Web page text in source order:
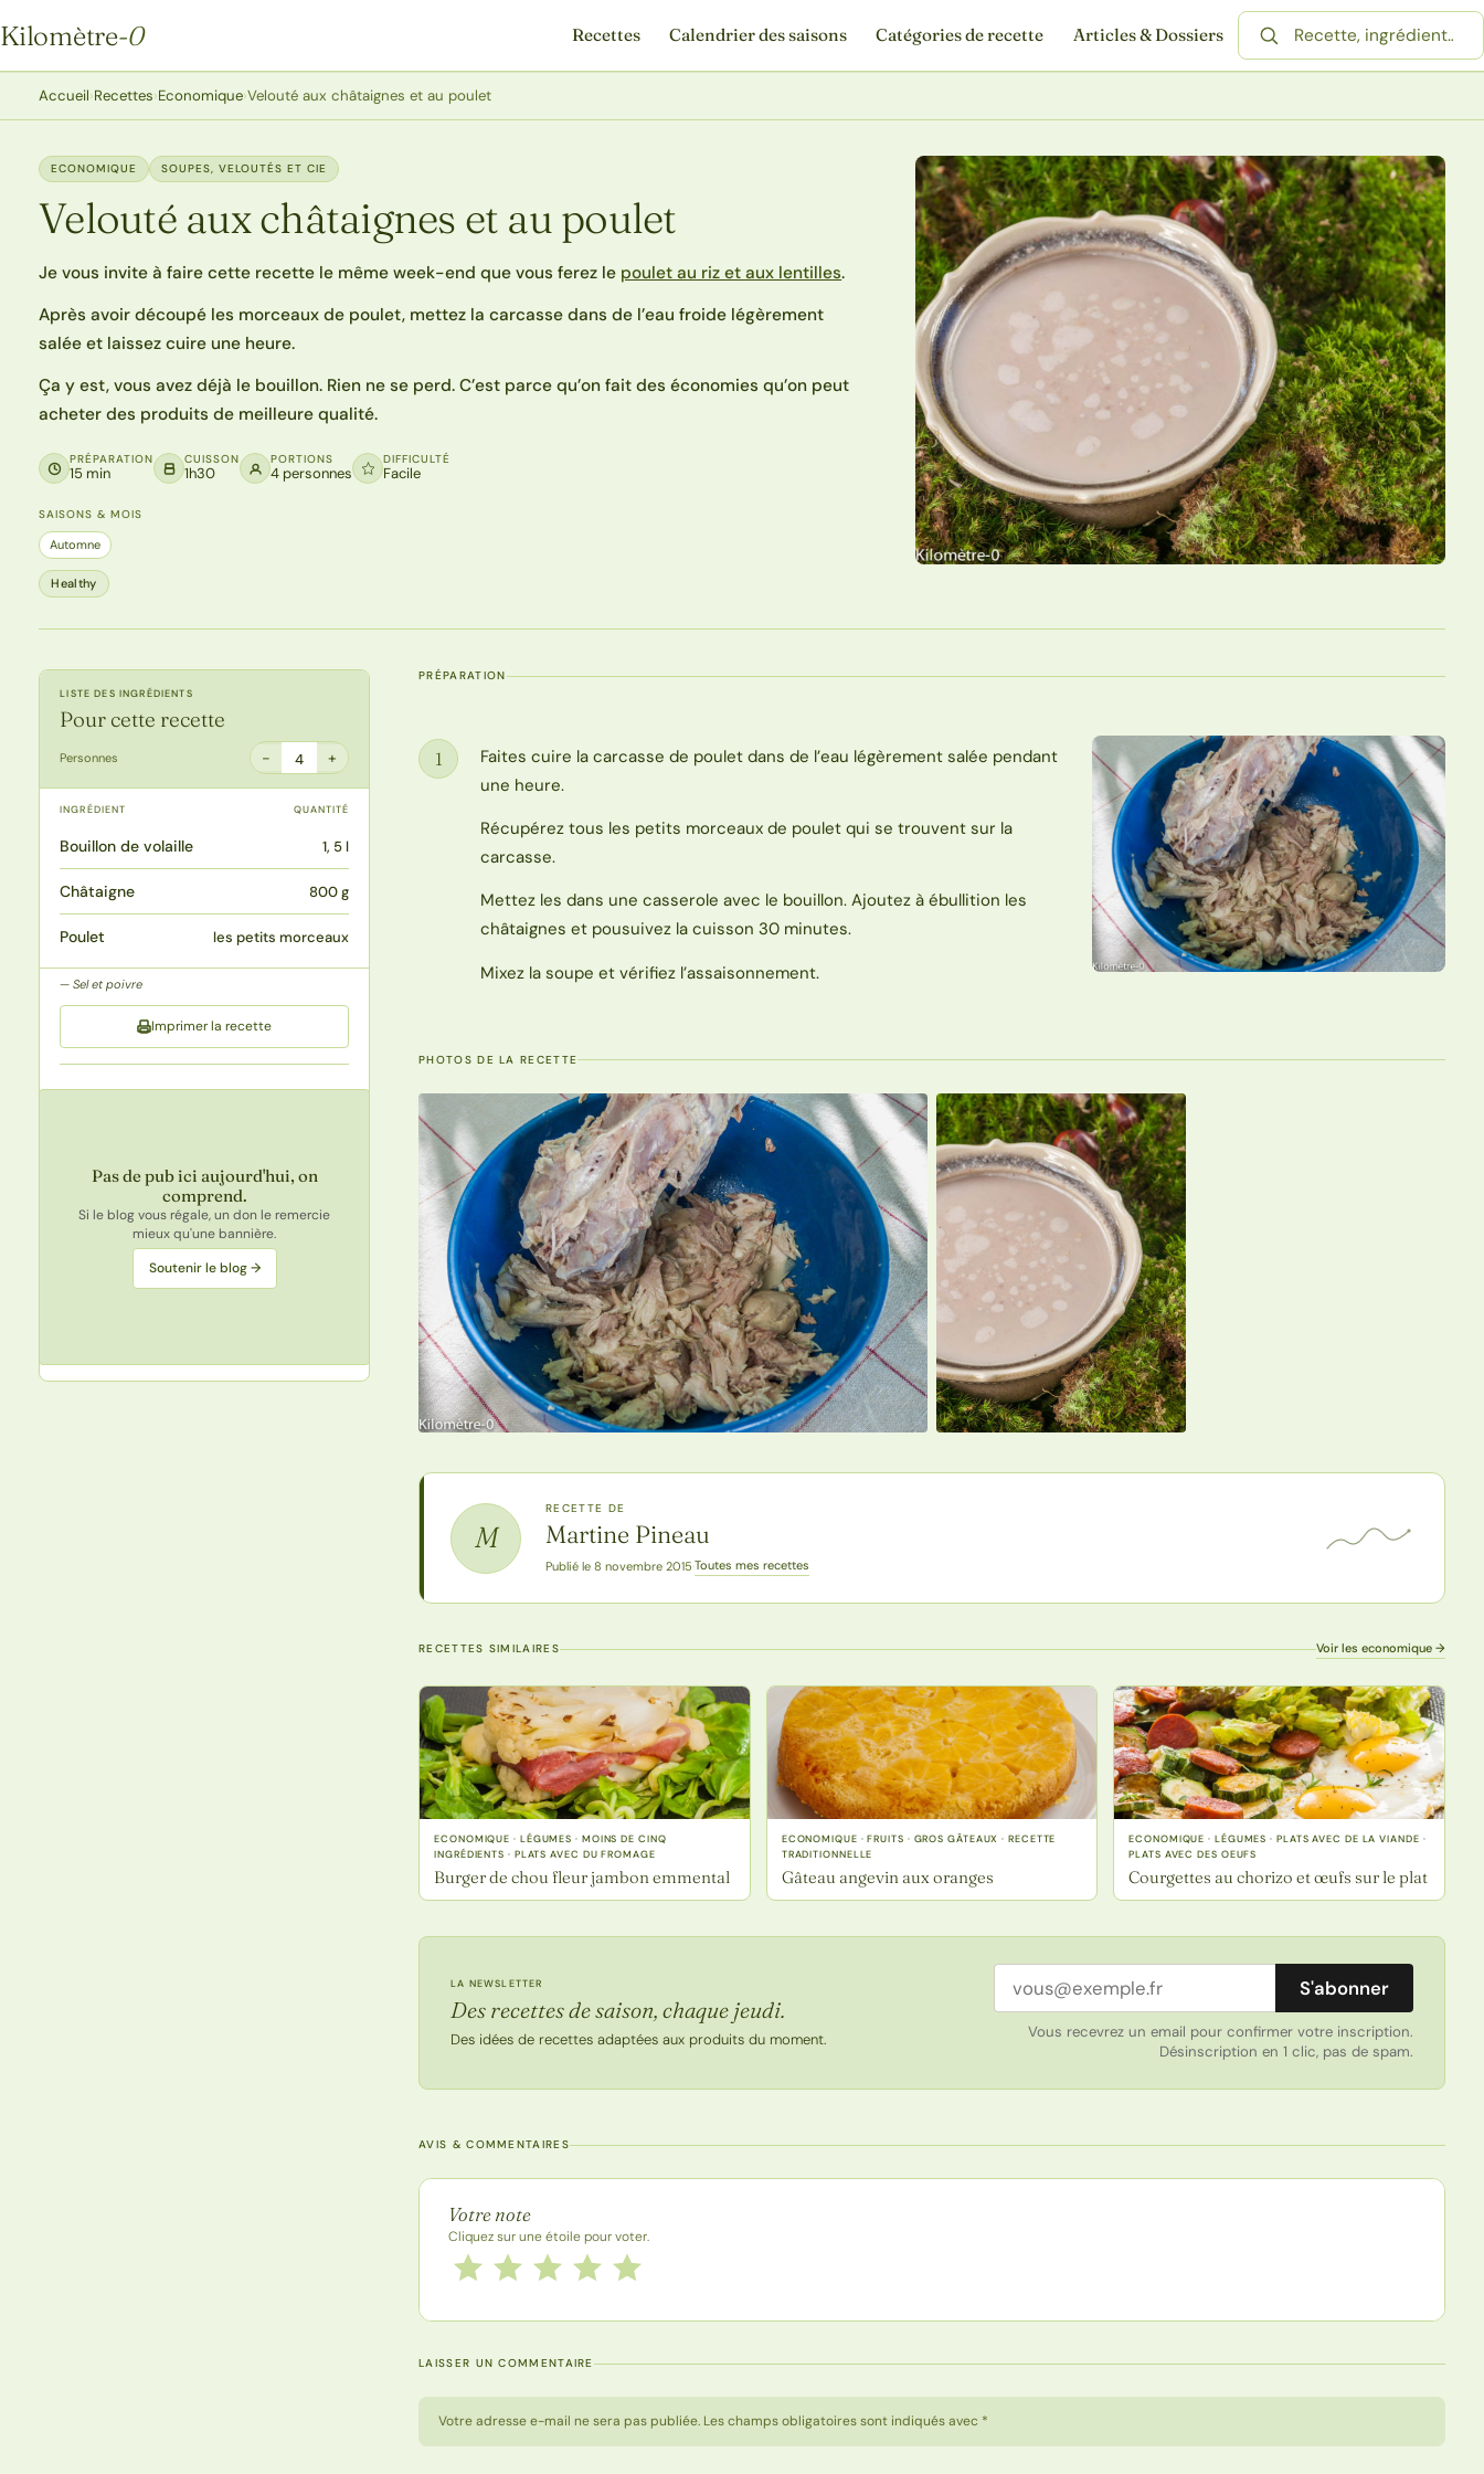
Kilomètre-0
Kilomètre-0
Recettes Calendrier des saisons Catégories de recette Articles & Dossiers
Rechercher une recette
Accueil›Recettes›Economique›Velouté aux châtaignes et au poulet
ECONOMIQUE SOUPES, VELOUTÉS ET CIE
Velouté aux châtaignes et au poulet
Je vous invite à faire cette recette le même week-end que vous ferez le poulet au riz et aux lentilles.
Après avoir découpé les morceaux de poulet, mettez la carcasse dans de l’eau froide légèrement
salée et laissez cuire une heure.
Ça y est, vous avez déjà le bouillon. Rien ne se perd. C’est parce qu’on fait des économies qu’on peut
acheter des produits de meilleure qualité.
PRÉPARATION
15 min
CUISSON
1h30
PORTIONS
4 personnes
DIFFICULTÉ
Facile
SAISONS & MOIS
Automne
Healthy
LISTE DES INGRÉDIENTS
Pour cette recette
Personnes − 4 +
INGRÉDIENT QUANTITÉ
Bouillon de volaille 1, 5 l
Châtaigne 800 g
Poulet les petits morceaux
Sel et poivre
Imprimer la recette
Pas de pub ici aujourd'hui, on
comprend.
Si le blog vous régale, un don le remercie
mieux qu'une bannière.
Soutenir le blog →
PRÉPARATION
Étape
1
Faites cuire la carcasse de poulet dans de l’eau légèrement salée pendant
une heure.
Récupérez tous les petits morceaux de poulet qui se trouvent sur la
carcasse.
Mettez les dans une casserole avec le bouillon. Ajoutez à ébullition les
châtaignes et pousuivez la cuisson 30 minutes.
Mixez la soupe et vérifiez l’assaisonnement.
PHOTOS DE LA RECETTE
M
RECETTE DE
Martine Pineau
Publié le 8 novembre 2015·Toutes mes recettes
RECETTES SIMILAIRES Voir les economique →
ECONOMIQUE · LÉGUMES · MOINS DE CINQ
INGRÉDIENTS · PLATS AVEC DU FROMAGE
Burger de chou fleur jambon emmental
ECONOMIQUE · FRUITS · GROS GÂTEAUX · RECETTE
TRADITIONNELLE
Gâteau angevin aux oranges
ECONOMIQUE · LÉGUMES · PLATS AVEC DE LA VIANDE ·
PLATS AVEC DES OEUFS
Courgettes au chorizo et œufs sur le plat
LA NEWSLETTER
Des recettes de saison, chaque jeudi.
Des idées de recettes adaptées aux produits du moment.
Adresse email S'abonner
Vous recevrez un email pour confirmer votre inscription.
Désinscription en 1 clic, pas de spam.
AVIS & COMMENTAIRES
Note de la recette
Votre note
Cliquez sur une étoile pour voter.
Notez cette recette de 1 à 5 étoiles
5 étoiles
4 étoiles
3 étoiles
2 étoiles
1 étoile
LAISSER UN COMMENTAIRE
Votre adresse e-mail ne sera pas publiée. Les champs obligatoires sont indiqués avec *